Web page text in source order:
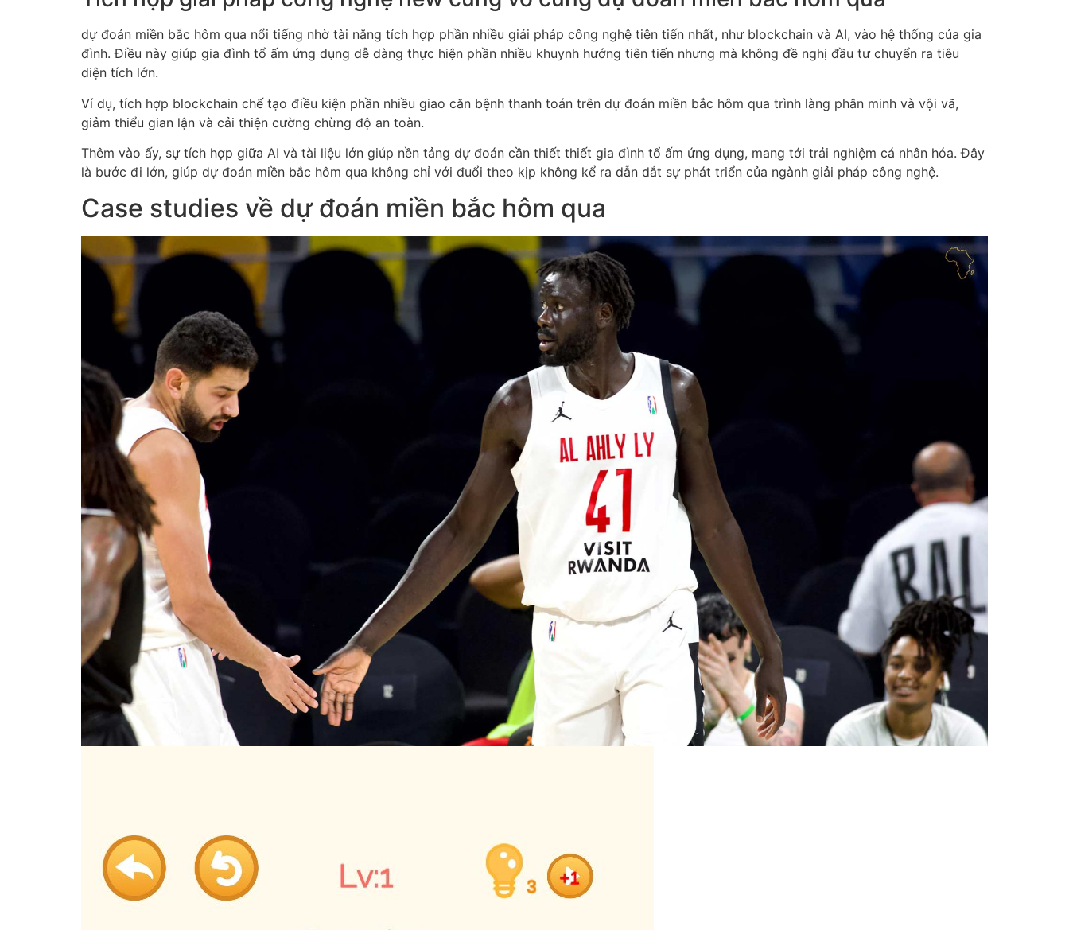
dự đoán miền bắc hôm qua nổi tiếng nhờ tài năng tích hợp phần nhiều giải pháp công nghệ tiên tiến nhất, như blockchain và AI, vào hệ thống của gia
đình. Điều này giúp gia đình tổ ấm ứng dụng dễ dàng thực hiện phần nhiều khuynh hướng tiên tiến nhưng mà không đề nghị đầu tư chuyển ra tiêu
diện tích lớn.
Ví dụ, tích hợp blockchain chế tạo điều kiện phần nhiều giao căn bệnh thanh toán trên dự đoán miền bắc hôm qua trình làng phân minh và vội vã,
giảm thiểu gian lận và cải thiện cường chừng độ an toàn.
Thêm vào ấy, sự tích hợp giữa AI và tài liệu lớn giúp nền tảng dự đoán cần thiết thiết gia đình tổ ấm ứng dụng, mang tới trải nghiệm cá nhân hóa. Đây
là bước đi lớn, giúp dự đoán miền bắc hôm qua không chỉ với đuổi theo kịp không kể ra dẫn dắt sự phát triển của ngành giải pháp công nghệ.
Case studies về dự đoán miền bắc hôm qua